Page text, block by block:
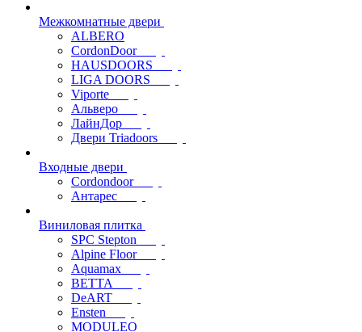
Межкомнатные двери
ALBERO
CordonDoor
HAUSDOORS
LIGA DOORS
Viporte
Альверо
ЛайнДор
Двери Triadoors
Входные двери
Cordondoor
Антарес
Виниловая плитка
SPC Stepton
Alpine Floor
Aquamax
BETTA
DeART
Ensten
MODULEO